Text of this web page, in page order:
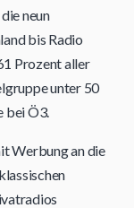
neun
bis Radio
Prozent aller
unter 50
bei Ö3.
Werbung an die